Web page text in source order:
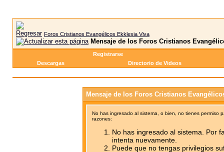
Foros Cristianos Evangélicos Ekklesia Viva
Mensaje de los Foros Cristianos
Registrarse
Descargas
Directorio de Videos
Mensaje de los Foros Cristianos
No has ingresado al sistema, o bien, no tienes permiso
razones:
No has ingresado al sistema. Por
intenta nuevamente.
Puede que no tengas privilegios